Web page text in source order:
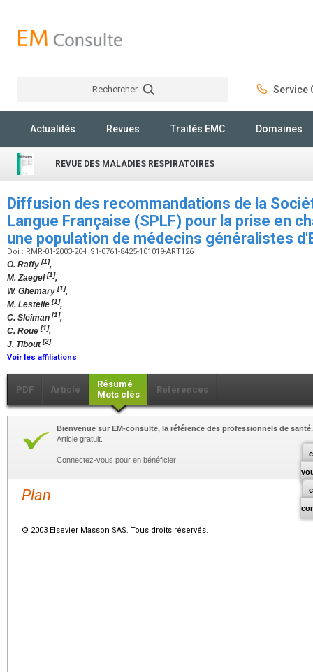
Rechercher Service
Actualités Revues Traités EMC Domaines
REVUE DES MALADIES RESPIRATOIRES
Diffusion des recommandations de la
Langue Française (SPLF) pour la prise en
une population de médecins généralistes
Doi : RMR-01-2003-20-HS1-0761-8425-101019-ART126
O. Raffy [1],
M. Zaegel[1],
W. Ghemary [1],
M. Lestelle [1],
C. Sleiman [1],
C. Roue [1],
J. Tibout[2]
Voir les affiliations
PDF Article
Résumé
Mots clés
Références
Bienvenue sur EM-consulte, la référence des professionnels de santé.
Article gratuit.
Connectez-vous pour en bénéficier!
Plan
© 2003 Elsevier Masson SAS. Tous droits réservés.